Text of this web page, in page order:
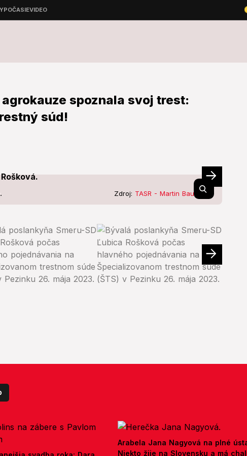
agrokauze spoznala svoj trest:
súd!
Zdroj: TASR - Martin Baumann
Arabela Jana Nagyová na plné
Niekto žije na Slovensku a má